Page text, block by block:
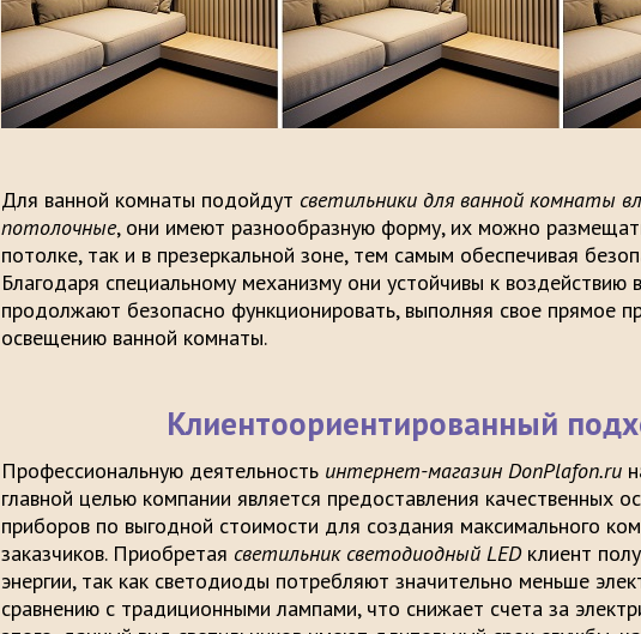
Для ванной комнаты подойдут светильники для ванной комнаты
потолочные, они имеют разнообразную форму, их можно
потолке, так и в презеркальной зоне, тем самым обеспечивая
Благодаря специальному механизму они устойчивы к воздействию
продолжают безопасно функционировать, выполняя свое прямое
освещению ванной комнаты.
Клиентоориентированный
Профессиональную деятельность интернет-магазин DonPlafon.ru
главной целью компании является предоставления качественных
приборов по выгодной стоимости для создания максимального
заказчиков. Приобретая светильник светодиодный LED клиент
энергии, так как светодиоды потребляют значительно меньше
сравнению с традиционными лампами, что снижает счета за